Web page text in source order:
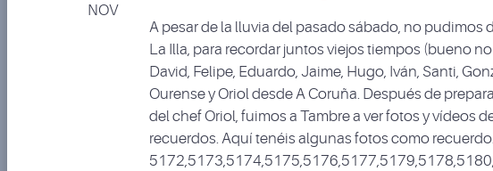
NOV
A pesar de la lluvia del pasado sábado, no pudimos
La Illa, para recordar juntos viejos tiempos (bueno
David, Felipe, Eduardo, Jaime, Hugo, Iván, Santi,
Ourense y Oriol desde A Coruña. Después de
del chef Oriol, fuimos a Tambre a ver fotos y vídeos
recuerdos. Aquí tenéis algunas fotos como